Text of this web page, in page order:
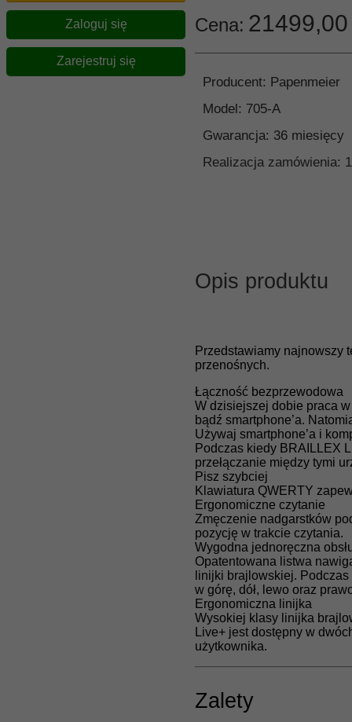
Zaloguj się
Zarejestruj się
Cena: 21499,00
Producent: Papenmeier
Model: 705-A
Gwarancja: 36 miesięcy
Realizacja zamówienia:
Opis produktu
Przedstawiamy najnowszy
przenośnych.
Łączność bezprzewodowa
W dzisiejszej dobie praca
bądź smartphone’a.
Używaj smartphone’a i
Podczas kiedy BRAILLEX
przełączanie między tymi
Pisz szybciej
Klawiatura QWERTY
Ergonomiczne czytanie
Zmęczenie nadgarstków
pozycję w trakcie czytania.
Wygodna jednoręczna
Opatentowana listwa
linijki brajlowskiej.
w górę, dół, lewo oraz
Ergonomiczna linijka
Wysokiej klasy linijka
Live+ jest dostępny w
użytkownika.
Zalety